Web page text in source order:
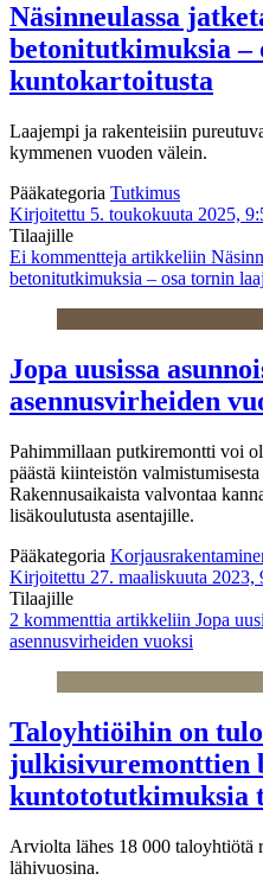
Näsinneulassa
betonitutkimuksia –
kuntokartoitusta
Laajempi ja rakenteisiin
kymmenen vuoden välein.
Pääkategoria Tutkimus
Kirjoitettu 5. toukokuuta 2025,
Tilaajille
Ei kommentteja artikkeliin
betonitutkimuksia – osa tornin
Jopa uusissa
asennusvirheiden
Pahimmillaan putkiremontti voi
päästä kiinteistön
Rakennusaikaista valvontaa
lisäkoulutusta asentajille.
Pääkategoria
Kirjoitettu 27. maaliskuuta 2023,
Tilaajille
2 kommenttia artikkeliin Jopa
asennusvirheiden vuoksi
Taloyhtiöihin on
julkisivuremonttien
kuntototutkimuksia
Arviolta lähes 18 000
lähivuosina.